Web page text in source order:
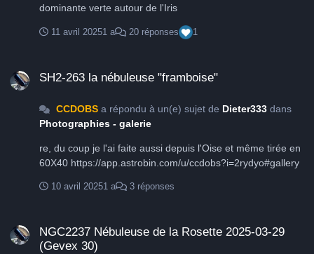
dominante verte autour de l'Iris
11 avril 20251 a 20 réponses 1
SH2-263 la nébuleuse "framboise"
CCDOBSa répondu à un(e) sujet de Dieter333dans
Photographies - galerie
re, du coup je l'ai faite aussi depuis l'Oise et même tirée en
60X40 https://app.astrobin.com/u/ccdobs?i=2rydyo#gallery
10 avril 20251 a 3 réponses
NGC2237 Nébuleuse de la Rosette 2025-03-29
(Gevex 30)